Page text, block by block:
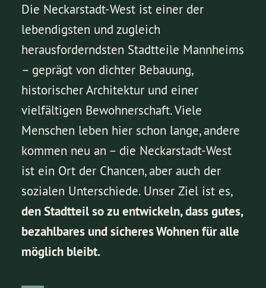
Die Neckarstadt-West ist einer der
lebendigsten und zugleich
herausforderndsten Stadtteile Mannheims
– geprägt von dichter Bebauung,
historischer Architektur und einer
vielfältigen Bewohnerschaft. Viele
Menschen leben hier schon lange, andere
kommen neu an – die Neckarstadt-West
ist ein Ort der Chancen, aber auch der
sozialen Unterschiede. Unser Ziel ist es,
den Stadtteil so zu entwickeln, dass gutes,
bezahlbares und sicheres Wohnen für alle
möglich bleibt.